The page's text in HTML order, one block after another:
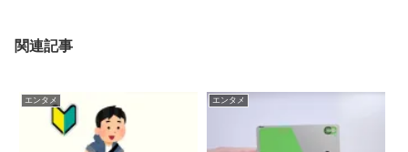
関連記事
エンタメ エンタメ